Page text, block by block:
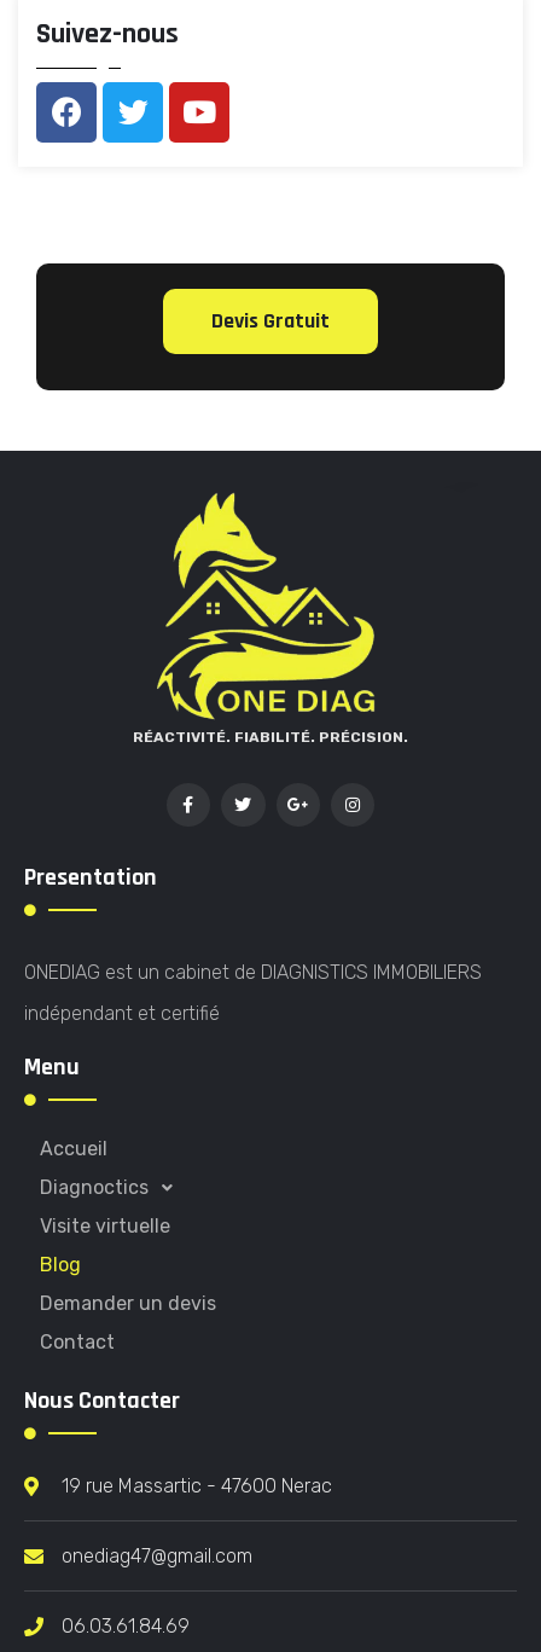
Suivez-nous
Devis Gratuit
RÉACTIVITÉ. FIABILITÉ. PRÉCISION.
Presentation
ONEDIAG est un cabinet de DIAGNISTICS IMMOBILIERS
indépendant et certifié
Menu
Accueil
Diagnoctics
Visite virtuelle
Blog
Demander un devis
Contact
Nous Contacter
19 rue Massartic - 47600 Nerac
onediag47@gmail.com
06.03.61.84.69